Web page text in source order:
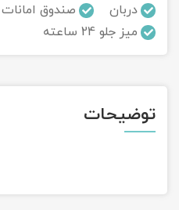
دربان صندوق امانات
میز جلو 24 ساعته
توضیحات
تور گلستان
تور سوباتان